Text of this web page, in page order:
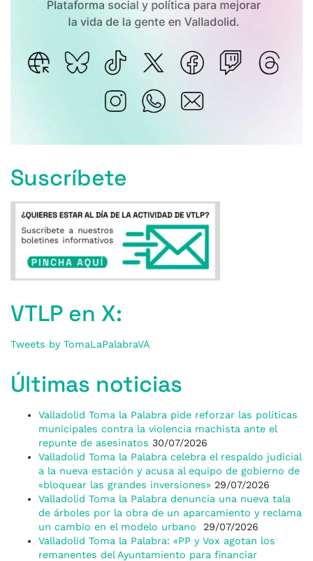
Suscríbete
VTLP en X:
Tweets by TomaLaPalabraVA
Últimas noticias
Valladolid Toma la Palabra pide reforzar las políticas
municipales contra la violencia machista ante el
repunte de asesinatos 30/07/2026
Valladolid Toma la Palabra celebra el respaldo judicial
a la nueva estación y acusa al equipo de gobierno de
«bloquear las grandes inversiones» 29/07/2026
Valladolid Toma la Palabra denuncia una nueva tala
de árboles por la obra de un aparcamiento y reclama
un cambio en el modelo urbano
29/07/2026
Valladolid Toma la Palabra: «PP y Vox agotan los
remanentes del Ayuntamiento para financiar